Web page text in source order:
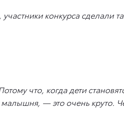
конкурса сделали
что, когда дети
малышня, — это очень круто.